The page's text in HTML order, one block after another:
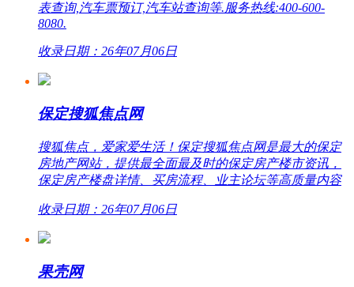
表查询,汽车票预订,汽车站查询等.服务热线:400-600-
8080.
收录日期：26年07月06日
保定搜狐焦点网
搜狐焦点，爱家爱生活！保定搜狐焦点网是最大的保定
房地产网站，提供最全面最及时的保定房产楼市资讯，
保定房产楼盘详情、买房流程、业主论坛等高质量内容
收录日期：26年07月06日
果壳网